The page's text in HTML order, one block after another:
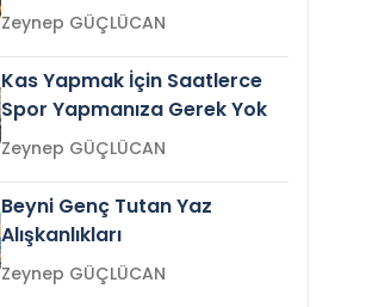
Zeynep GÜÇLÜCAN
Kas Yapmak İçin Saatlerce
Spor Yapmanıza Gerek Yok
Zeynep GÜÇLÜCAN
Beyni Genç Tutan Yaz
Alışkanlıkları
Zeynep GÜÇLÜCAN